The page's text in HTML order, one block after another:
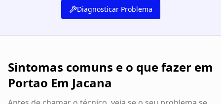
Diagnosticar Problema
Sintomas comuns e o que fazer em
Portao Em Jacana